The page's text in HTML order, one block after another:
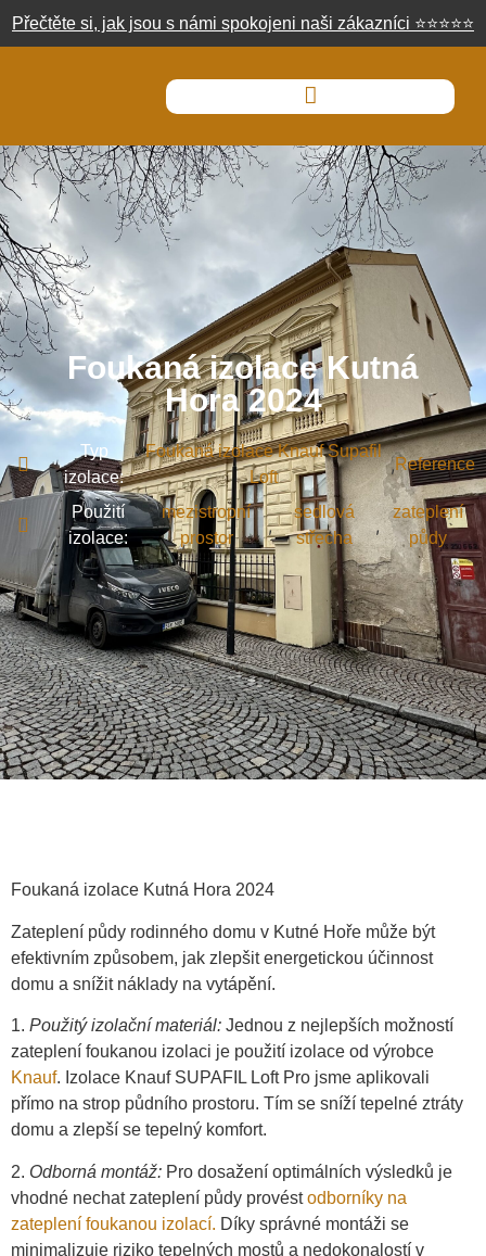
Přečtěte si, jak jsou s námi spokojeni naši zákazníci ⭐⭐⭐⭐⭐
Foukaná izolace Kutná
Hora 2024
Typ
izolace:
Foukaná izolace Knauf Supafil
Loft
, Reference
Použití
izolace:
mezistropní
prostor
,
sedlová
střecha
,
zateplení
půdy
Foukaná izolace Kutná Hora 2024
Zateplení půdy rodinného domu v Kutné Hoře může být
efektivním způsobem, jak zlepšit energetickou účinnost
domu a snížit náklady na vytápění.
1.⁠ ⁠ Použitý izolační materiál: Jednou z nejlepších možností
zateplení foukanou izolaci je použití izolace od výrobce
Knauf. Izolace Knauf SUPAFIL Loft Pro jsme aplikovali
přímo na strop půdního prostoru. Tím se sníží tepelné ztráty
domu a zlepší se tepelný komfort.
2.⁠ ⁠ Odborná montáž: Pro dosažení optimálních výsledků je
vhodné nechat zateplení půdy provéstodborníky na
zateplení foukanou izolací. Díky správné montáži se
minimalizuje riziko tepelných mostů a nedokonalostí v